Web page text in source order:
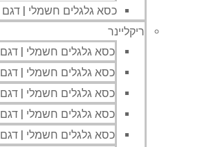
כסא גלגלים חשמלי | דגם D23 | חברת JBH
ריקליינר
כסא גלגלים חשמלי | דגם D08 | חברת JBH
כסא גלגלים חשמלי | דגם D17 | חברת JBH
כסא גלגלים חשמלי | דגם D29A | חברת JBH
כסא גלגלים חשמלי | דגם D26 | חברת JBH
כסא גלגלים חשמלי | דגם D10D | חברת JBH